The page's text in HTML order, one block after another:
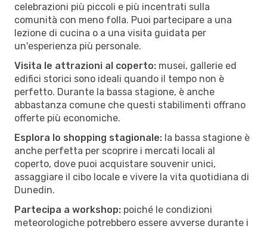
celebrazioni più piccoli e più incentrati sulla
comunità con meno folla. Puoi partecipare a una
lezione di cucina o a una visita guidata per
un'esperienza più personale.
Visita le attrazioni al coperto: musei, gallerie ed
edifici storici sono ideali quando il tempo non è
perfetto. Durante la bassa stagione, è anche
abbastanza comune che questi stabilimenti offrano
offerte più economiche.
Esplora lo shopping stagionale: la bassa stagione è
anche perfetta per scoprire i mercati locali al
coperto, dove puoi acquistare souvenir unici,
assaggiare il cibo locale e vivere la vita quotidiana di
Dunedin.
Partecipa a workshop: poiché le condizioni
meteorologiche potrebbero essere avverse durante i